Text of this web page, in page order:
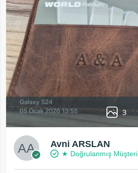
3
Avni ARSLAN
★ Doğrulanmış Müşteri